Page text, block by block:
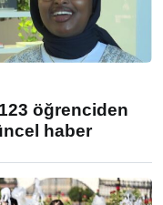
öğrenciden
haber